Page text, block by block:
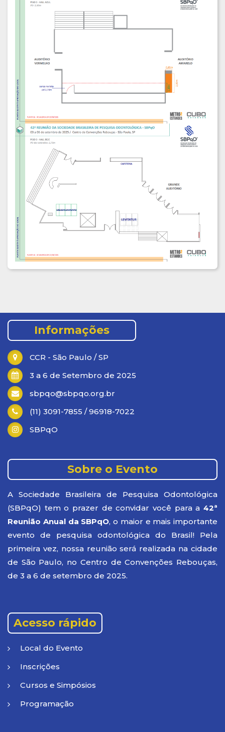
Informações
CCR - São Paulo / SP
3 a 6 de Setembro de 2025
sbpqo@sbpqo.org.br
(11) 3091-7855 / 96918-7022
SBPqO
Sobre o Evento
A Sociedade Brasileira de Pesquisa Odontológica
(SBPqO) tem o prazer de convidar você para a 42ª
Reunião Anual da SBPqO, o maior e mais importante
evento de pesquisa odontológica do Brasil! Pela
primeira vez, nossa reunião será realizada na cidade
de São Paulo, no Centro de Convenções Rebouças,
de 3 a 6 de setembro de 2025.
Acesso rápido
Local do Evento
Inscrições
Cursos e Simpósios
Programação